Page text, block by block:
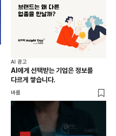
AI 광고
AI에게 선택받는 기업은 정보를
다르게 쌓습니다.
바름